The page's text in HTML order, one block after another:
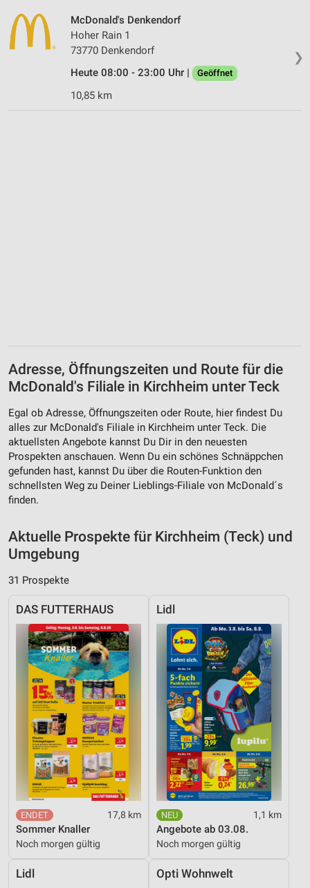
❯
McDonald's Denkendorf
Hoher Rain 1
73770 Denkendorf
Heute 08:00 - 23:00 Uhr |
Geöffnet
10,85 km
Adresse, Öffnungszeiten und Route für die
McDonald's Filiale in Kirchheim unter Teck
Egal ob Adresse, Öffnungszeiten oder Route, hier findest Du
alles zur McDonald's Filiale in Kirchheim unter Teck. Die
aktuellsten Angebote kannst Du Dir in den neuesten
Prospekten anschauen. Wenn Du ein schönes Schnäppchen
gefunden hast, kannst Du über die Routen-Funktion den
schnellsten Weg zu Deiner Lieblings-Filiale von McDonald´s
finden.
Aktuelle Prospekte für Kirchheim (Teck) und
Umgebung
31 Prospekte
DAS FUTTERHAUS
17,8 km
Sommer Knaller
Noch morgen gültig
Lidl
1,1 km
Angebote ab 03.08.
Noch morgen gültig
Lidl Opti Wohnwelt